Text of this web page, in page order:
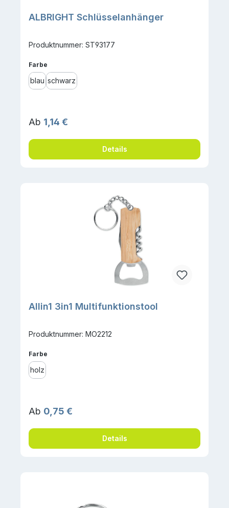
ALBRIGHT Schlüsselanhänger
Produktnummer: ST93177
Farbe
blau schwarz
Regulärer Preis:
Ab 1,14 €
Details
Allin1 3in1 Multifunktionstool
Produktnummer: MO2212
Farbe
holz
Regulärer Preis:
Ab 0,75 €
Details